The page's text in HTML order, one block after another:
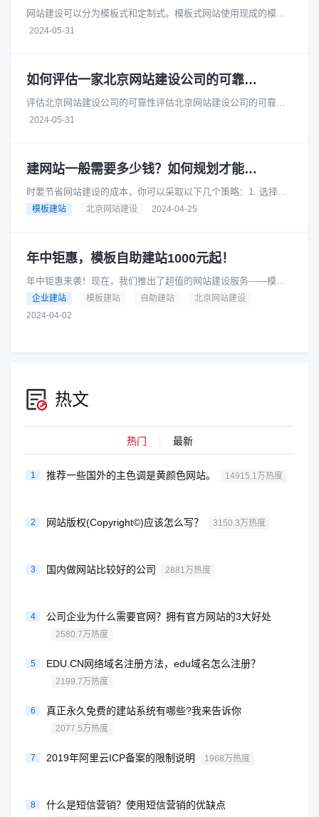
网站建设可以分为模板式和定制式。模板式网站使用现成的模板
进行搭建，成本较低，适合小型企业或个体户。而定制式网站则
2024-05-31
如何评估一家北京网站建设公司的可靠性和安全性
评估北京网站建设公司的可靠性评估北京网站建设公司的可靠性
时，您可以从以下几个方面进行考察：项目经验：查看公司的官
2024-05-31
建网站一般需要多少钱？如何规划才能节省成本？
时要节省网站建设的成本，你可以采取以下几个策略：1. 选择合
适的网站类型根据你的业务需求和预算，选择适合你的网站类
模板建站 北京网站建设 2024-04-25
年中钜惠，模板自助建站1000元起！
年中钜惠来袭！现在，我们推出了超值的网站建设服务——模板
自助建站，只需1000元起！是的，你没有听错，只要1000元，就
可以拥有一个专业的网......
企业建站 模板建站 自助建站
北京网站建设
2024-04-02
热文
热门 最新
1 推荐一些国外的主色调是黄颜色网站。 14915.1万热度
2 网站版权(Copyright©)应该怎么写？ 3150.3万热度
3 国内做网站比较好的公司 2881万热度
4 公司企业为什么需要官网？拥有官方网站的3大好处
2580.7万热度
5 EDU.CN网络域名注册方法，edu域名怎么注册？
2199.7万热度
6 真正永久免费的建站系统有哪些?我来告诉你
2077.5万热度
7 2019年阿里云ICP备案的限制说明 1968万热度
8 什么是短信营销？使用短信营销的优缺点